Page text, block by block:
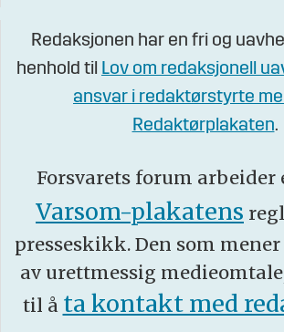
Redaksjonen har en fri og
henhold til Lov om redaksjonell
ansvar i redaktørstyrte
Redaktørplakaten.
Forsvarets forum arbeider
Varsom-plakatens
presseskikk. Den som
av urettmessig
til å ta kontakt med